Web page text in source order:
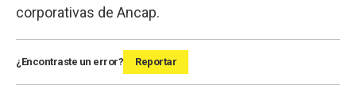
corporativas de Ancap.
¿Encontraste un error? Reportar